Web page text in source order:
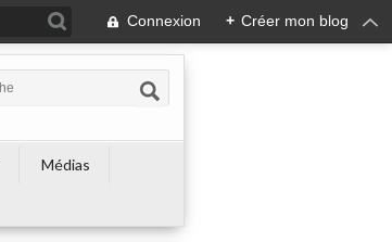
Connexion + Créer mon blog
Médias